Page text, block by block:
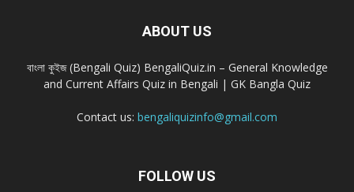
ABOUT US
বাংলা কুইজ (Bengali Quiz) BengaliQuiz.in – General Knowledge
and Current Affairs Quiz in Bengali | GK Bangla Quiz
Contact us: bengaliquizinfo@gmail.com
FOLLOW US